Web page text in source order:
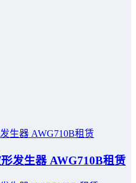
发生器 AWG710B租赁